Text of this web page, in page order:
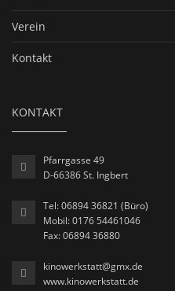
Verein
Kontakt
KONTAKT
Pfarrgasse 49
D-66386 St. Ingbert
Tel: 06894 36821 (Büro)
Mobil: 0176 54461046
Fax: 06894 36880
kinowerkstatt@gmx.de
www.kinowerkstatt.de